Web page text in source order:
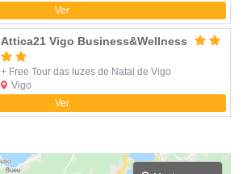
Ver
Attica21 Vigo Business&Wellness
+ Free Tour das luzes de Natal de Vigo
Vigo
Ver